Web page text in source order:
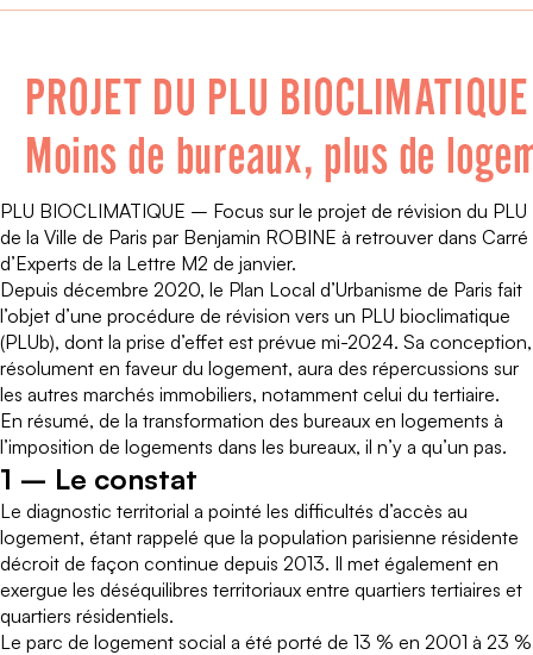
PLU BIOCLIMATIQUE – Focus sur le projet de révision du PLU
de la Ville de Paris par Benjamin ROBINE à retrouver dans Carré
d’Experts de la Lettre M2 de janvier.
Depuis décembre 2020, le Plan Local d’Urbanisme de Paris fait
l’objet d’une procédure de révision vers un PLU bioclimatique
(PLUb), dont la prise d’effet est prévue mi-2024. Sa conception,
résolument en faveur du logement, aura des répercussions sur
les autres marchés immobiliers, notamment celui du tertiaire.
En résumé, de la transformation des bureaux en logements à
l’imposition de logements dans les bureaux, il n’y a qu’un pas.
1 – Le constat
Le diagnostic territorial a pointé les difficultés d’accès au
logement, étant rappelé que la population parisienne résidente
décroit de façon continue depuis 2013. Il met également en
exergue les déséquilibres territoriaux entre quartiers tertiaires et
quartiers résidentiels.
Le parc de logement social a été porté de 13 % en 2001 à 23 %